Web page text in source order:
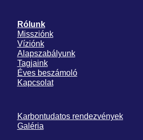
Rólunk
Missziónk
Víziónk
Alapszabályunk
Tagjaink
Éves beszámoló
Kapcsolat
Karbontudatos rendezvények
Galéria